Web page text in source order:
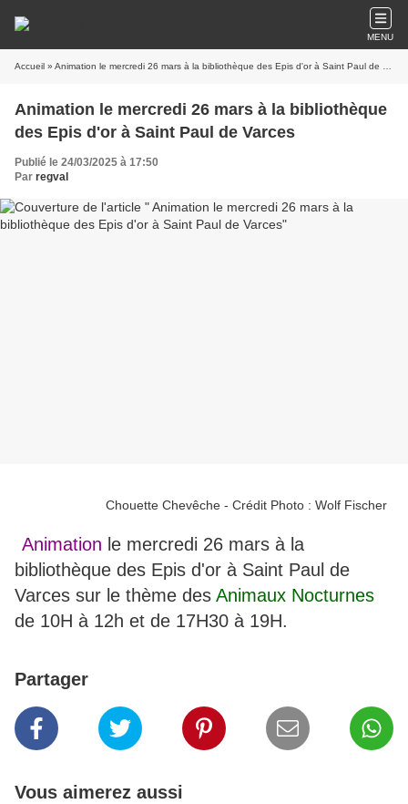
MENU
Accueil » Animation le mercredi 26 mars à la bibliothèque des Epis d'or à Saint Paul de Varces
Animation le mercredi 26 mars à la bibliothèque
des Epis d'or à Saint Paul de Varces
Publié le 24/03/2025 à 17:50
Par regval
Chouette Chevêche - Crédit Photo : Wolf Fischer
Animation le mercredi 26 mars à la
bibliothèque des Epis d'or à Saint Paul de
Varces sur le thème des Animaux Nocturnes
de 10H à 12h et de 17H30 à 19H.
Partager
Vous aimerez aussi